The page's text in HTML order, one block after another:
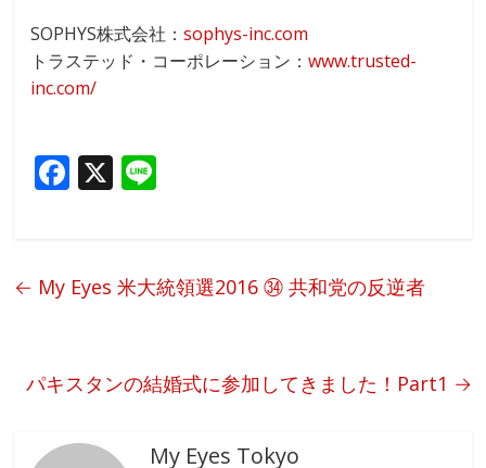
SOPHYS株式会社：sophys-inc.com
トラステッド・コーポレーション：www.trusted-
inc.com/
F
b
o
k
X
← My Eyes 米大統領選2016 ㉞ 共和党の反逆者
パキスタンの結婚式に参加してきました！Part1 →
My Eyes Tokyo